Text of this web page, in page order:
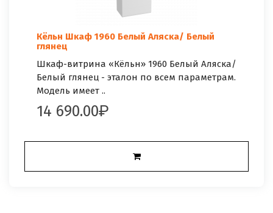
Кёльн Шкаф 1960 Белый Аляска/ Белый
глянец
Шкаф-витрина «Кёльн» 1960 Белый Аляска/
Белый глянец - эталон по всем параметрам.
Модель имеет ..
14 690.00